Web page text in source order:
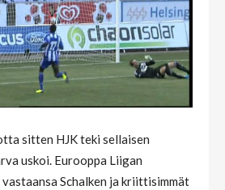
sitten HJK teki sellaisen
uskoi. Eurooppa Liigan
vastaansa Schalken ja kriittisimmät